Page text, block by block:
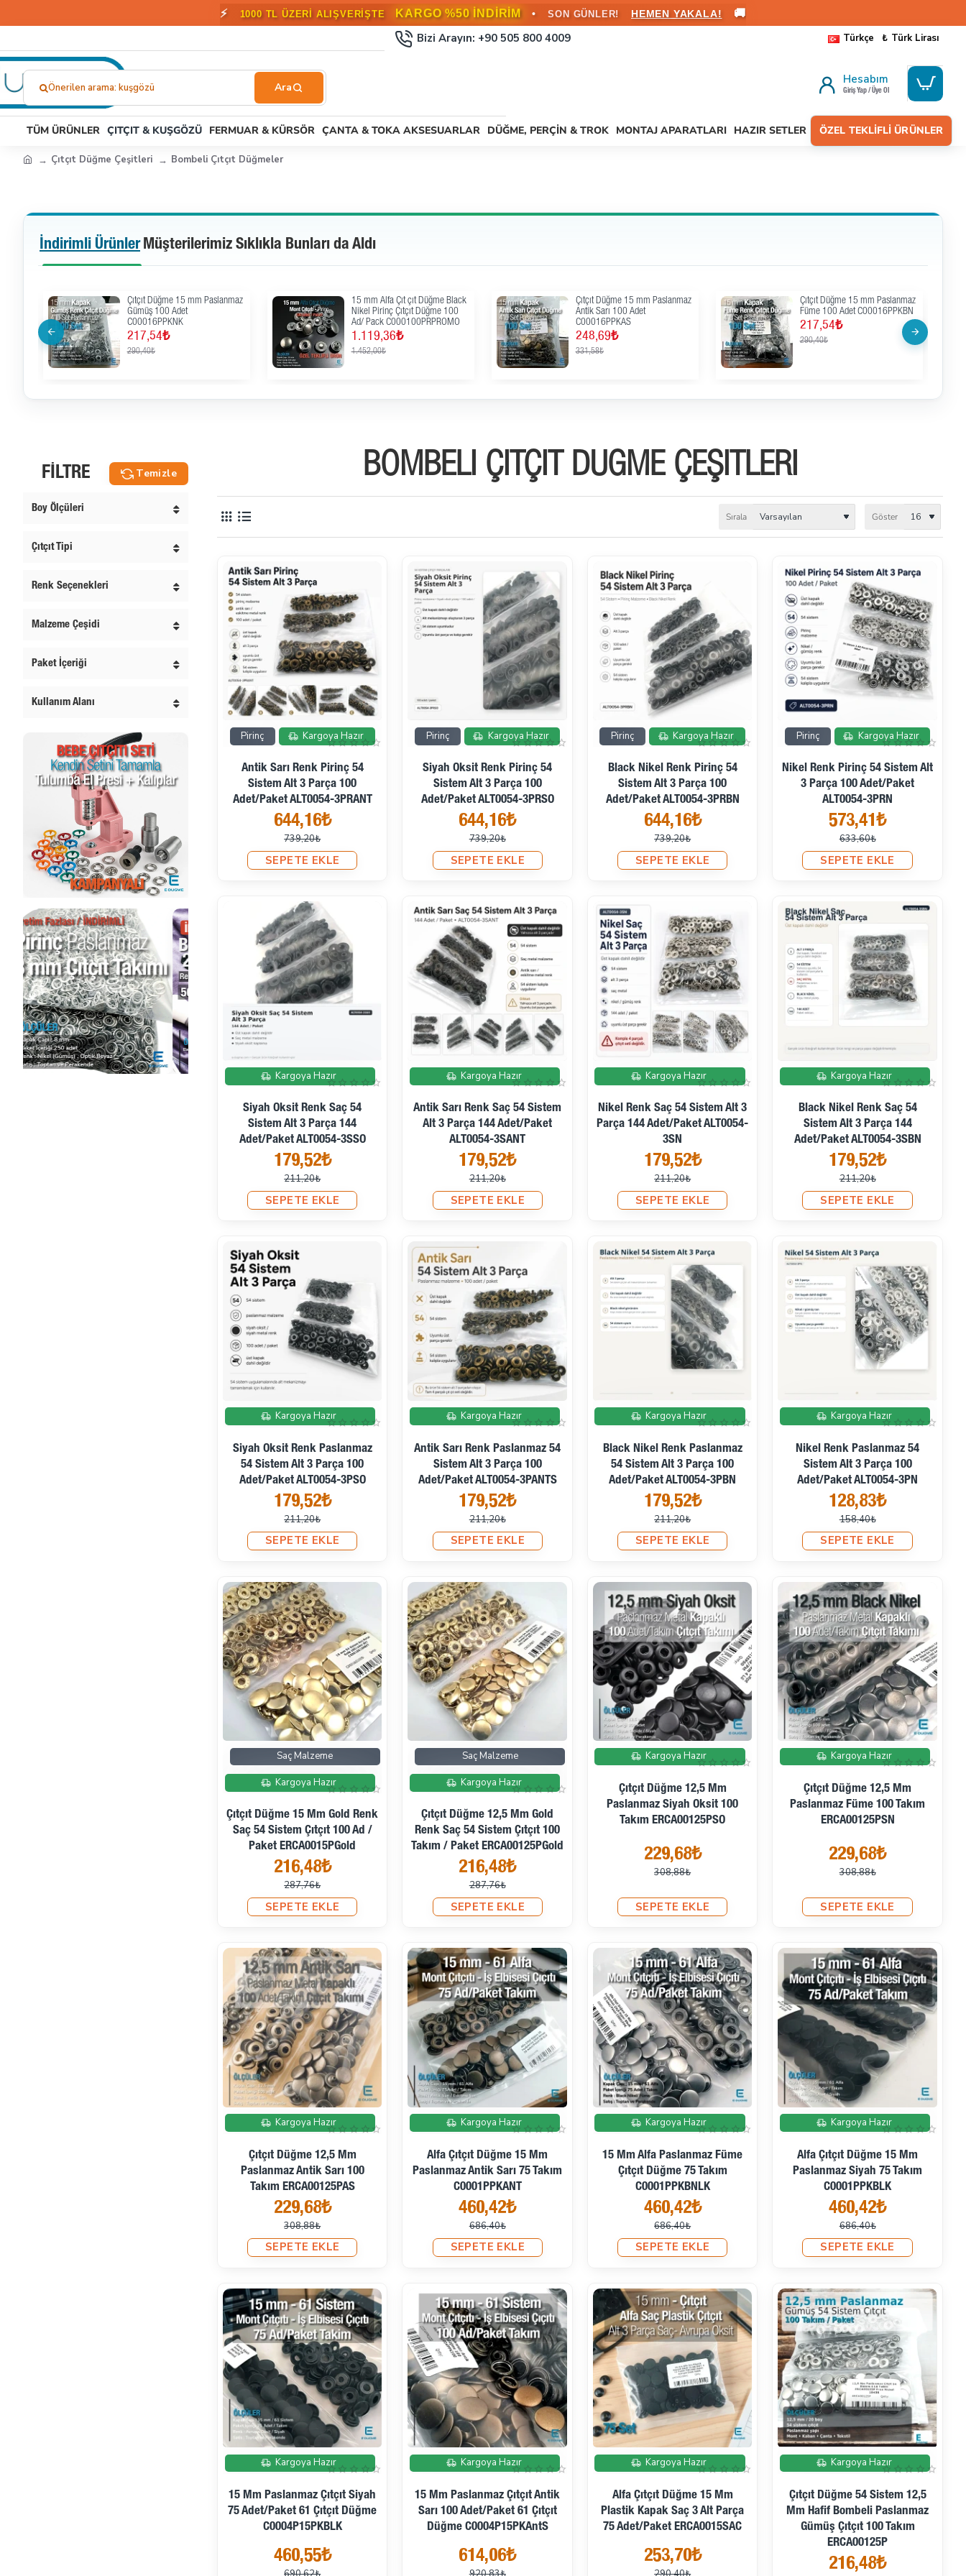
🎁 2000 TL ÜZERİ SİPARİŞLERDE KARGO BEDAVA! • HEMEN FAYDALANIN 🚚
Bizi Arayın: +90 505 800 4009 Türkçe ₺ Türk Lirası
Aramıştınız?...
Önerilen arama: kuşgözü
Hesabım
Giriş Yap / Üye Ol
TÜM ÜRÜNLER ÇITÇIT & KUŞGÖZÜ FERMUAR & KÜRSÖR ÇANTA & TOKA AKSESUARLAR DÜĞME, PERÇIN & TROK MONTAJ APARATLARI HAZIR SETLER ÖZEL TEKLIFLI ÜRÜNLER
Çıtçıt Düğme Çeşitleri Bombeli Çıtçıt Düğmeler
İndirimli Ürünler Müşterilerimiz Sıklıkla Bunları da Aldı
Çıtçıt Düğme 15 mm Paslanmaz
Siyah Renk 100 Adet / Paket
C00016PPKSYH
248,69₺
331,58₺
Alfa Çıtçıt Düğme 15 mm Plastik
Kapak Saç 3 Alt Parça 144
Adet/Paket CPL0001PPK
442,46₺
520,08₺
61 Çıtçıt Düğme 15 mm Saç 3
Alt Parça Çıtçıt 144 Adet/Paket
C0004PL15PK
369,60₺
435,07₺
Çıtçıt Düğme 54 Sistem 12,5
mm Hafif Bombeli Paslanmaz
Gümüş Çıtçıt 100 Takım
ERCA00125P
216,48₺
FILTRE Temizle
Boy Ölçüleri
Çıtçıt Tipi
Renk Seçenekleri
Malzeme Çeşidi
Paket İçeriği
Kullanım Alanı
BOMBELI ÇITÇIT DÜĞME ÇEŞITLERI
Sırala Göster
İndirimde
Pirinç Kargoya Hazır
Antik Sarı Renk Pirinç 54
Sistem Alt 3 Parça 100
Adet/Paket ALT0054-3PRANT
644,16₺
739,20₺
SEPETE EKLE
İndirimde
Pirinç Kargoya Hazır
Siyah Oksit Renk Pirinç 54
Sistem Alt 3 Parça 100
Adet/Paket ALT0054-3PRSO
644,16₺
739,20₺
SEPETE EKLE
İndirimde
Pirinç Kargoya Hazır
Black Nikel Renk Pirinç 54
Sistem Alt 3 Parça 100
Adet/Paket ALT0054-3PRBN
644,16₺
739,20₺
SEPETE EKLE
İndirimde
Pirinç Kargoya Hazır
Nikel Renk Pirinç 54 Sistem Alt
3 Parça 100 Adet/Paket
ALT0054-3PRN
573,41₺
633,60₺
SEPETE EKLE
İndirimde
Kargoya Hazır
Siyah Oksit Renk Saç 54
Sistem Alt 3 Parça 144
Adet/Paket ALT0054-3SSO
179,52₺
211,20₺
SEPETE EKLE
İndirimde
Kargoya Hazır
Antik Sarı Renk Saç 54 Sistem
Alt 3 Parça 144 Adet/Paket
ALT0054-3SANT
179,52₺
211,20₺
SEPETE EKLE
İndirimde
Kargoya Hazır
Nikel Renk Saç 54 Sistem Alt 3
Parça 144 Adet/Paket ALT0054-
3SN
179,52₺
211,20₺
SEPETE EKLE
İndirimde
Kargoya Hazır
Black Nikel Renk Saç 54
Sistem Alt 3 Parça 144
Adet/Paket ALT0054-3SBN
179,52₺
211,20₺
SEPETE EKLE
İndirimde
Kargoya Hazır
Siyah Oksit Renk Paslanmaz
54 Sistem Alt 3 Parça 100
Adet/Paket ALT0054-3PSO
179,52₺
211,20₺
SEPETE EKLE
İndirimde
Kargoya Hazır
Antik Sarı Renk Paslanmaz 54
Sistem Alt 3 Parça 100
Adet/Paket ALT0054-3PANTS
179,52₺
211,20₺
SEPETE EKLE
İndirimde
Kargoya Hazır
Black Nikel Renk Paslanmaz
54 Sistem Alt 3 Parça 100
Adet/Paket ALT0054-3PBN
179,52₺
211,20₺
SEPETE EKLE
İndirimde
Kargoya Hazır
Nikel Renk Paslanmaz 54
Sistem Alt 3 Parça 100
Adet/Paket ALT0054-3PN
128,83₺
158,40₺
SEPETE EKLE
İndirimde
Saç Malzeme
Kargoya Hazır
Çıtçıt Düğme 15 Mm Gold Renk
Saç 54 Sistem Çıtçıt 100 Ad /
Paket ERCA0015PGold
216,48₺
287,76₺
SEPETE EKLE
İndirimde
Saç Malzeme
Kargoya Hazır
Çıtçıt Düğme 12,5 Mm Gold
Renk Saç 54 Sistem Çıtçıt 100
Takım / Paket ERCA00125PGold
216,48₺
287,76₺
SEPETE EKLE
İndirimde
Kargoya Hazır
Çıtçıt Düğme 12,5 Mm
Paslanmaz Siyah Oksit 100
Takım ERCA00125PSO
229,68₺
308,88₺
SEPETE EKLE
İndirimde
Kargoya Hazır
Çıtçıt Düğme 12,5 Mm
Paslanmaz Füme 100 Takım
ERCA00125PSN
229,68₺
308,88₺
SEPETE EKLE
İndirimde
Kargoya Hazır
Çıtçıt Düğme 12,5 Mm
Paslanmaz Antik Sarı 100
Takım ERCA00125PAS
229,68₺
308,88₺
SEPETE EKLE
İndirimde
Kargoya Hazır
Alfa Çıtçıt Düğme 15 Mm
Paslanmaz Antik Sarı 75 Takım
C0001PPKANT
460,42₺
686,40₺
SEPETE EKLE
İndirimde
Kargoya Hazır
15 Mm Alfa Paslanmaz Füme
Çıtçıt Düğme 75 Takım
C0001PPKBNLK
460,42₺
686,40₺
SEPETE EKLE
İndirimde
Kargoya Hazır
Alfa Çıtçıt Düğme 15 Mm
Paslanmaz Siyah 75 Takım
C0001PPKBLK
460,42₺
686,40₺
SEPETE EKLE
İndirimde
Kargoya Hazır
15 Mm Paslanmaz Çıtçıt Siyah
75 Adet/Paket 61 Çıtçıt Düğme
C0004P15PKBLK
460,55₺
İndirimde
Kargoya Hazır
15 Mm Paslanmaz Çıtçıt Antik
Sarı 100 Adet/Paket 61 Çıtçıt
Düğme C0004P15PKAntS
614,06₺
İndirimde
Kargoya Hazır
Alfa Çıtçıt Düğme 15 Mm
Plastik Kapak Saç 3 Alt Parça
75 Adet/Paket ERCA0015SAC
253,70₺
İndirimde
Kargoya Hazır
Çıtçıt Düğme 54 Sistem 12,5
Mm Hafif Bombeli Paslanmaz
Gümüş Çıtçıt 100 Takım
ERCA00125P
216,48₺